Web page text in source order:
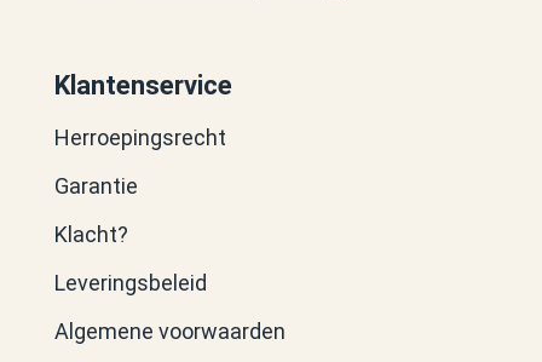
Klantenservice
Herroepingsrecht
Garantie
Klacht?
Leveringsbeleid
Algemene voorwaarden